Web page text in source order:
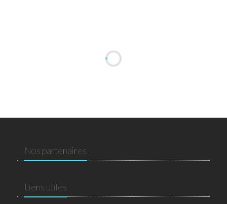
Nos partenaires
Liens utiles